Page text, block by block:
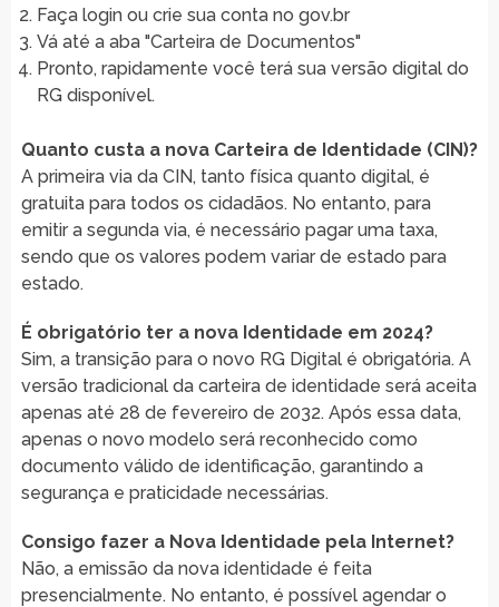
Faça login ou crie sua conta no gov.br
Vá até a aba "Carteira de Documentos"
Pronto, rapidamente você terá sua versão digital do
RG disponível.
Quanto custa a nova Carteira de Identidade (CIN)?
A primeira via da CIN, tanto física quanto digital, é
gratuita para todos os cidadãos. No entanto, para
emitir a segunda via, é necessário pagar uma taxa,
sendo que os valores podem variar de estado para
estado.
É obrigatório ter a nova Identidade em 2024?
Sim, a transição para o novo RG Digital é obrigatória. A
versão tradicional da carteira de identidade será aceita
apenas até 28 de fevereiro de 2032. Após essa data,
apenas o novo modelo será reconhecido como
documento válido de identificação, garantindo a
segurança e praticidade necessárias.
Consigo fazer a Nova Identidade pela Internet?
Não, a emissão da nova identidade é feita
presencialmente. No entanto, é possível agendar o